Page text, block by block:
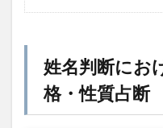
姓名判断にお
格・性質占断